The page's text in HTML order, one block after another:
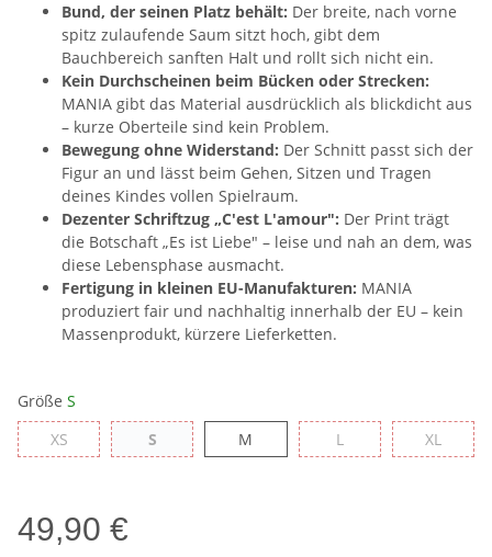
Bund, der seinen Platz behält: Der breite, nach vorne
spitz zulaufende Saum sitzt hoch, gibt dem
Bauchbereich sanften Halt und rollt sich nicht ein.
Kein Durchscheinen beim Bücken oder Strecken:
MANIA gibt das Material ausdrücklich als blickdicht aus
– kurze Oberteile sind kein Problem.
Bewegung ohne Widerstand: Der Schnitt passt sich der
Figur an und lässt beim Gehen, Sitzen und Tragen
deines Kindes vollen Spielraum.
Dezenter Schriftzug „C'est L'amour": Der Print trägt
die Botschaft „Es ist Liebe" – leise und nah an dem, was
diese Lebensphase ausmacht.
Fertigung in kleinen EU-Manufakturen: MANIA
produziert fair und nachhaltig innerhalb der EU – kein
Massenprodukt, kürzere Lieferketten.
Größe S
XSXS SS M L XL
49,90 €